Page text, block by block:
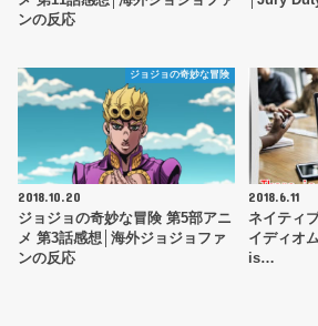
ンの反応
ジョジョの奇妙な冒険
2018.10.20
ジョジョの奇妙な冒険 第5部アニ
メ 第3話感想│海外ジョジョファ
ンの反応
2018.6.11
ネイティ
イディオ
is…